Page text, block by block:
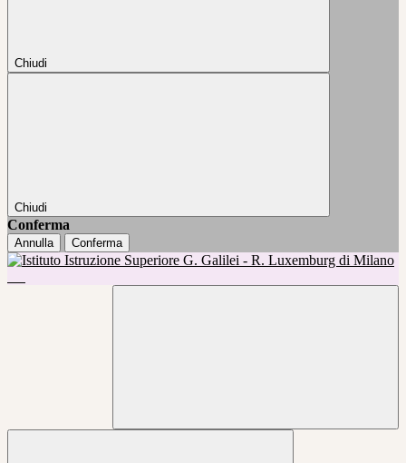
Chiudi
Chiudi
Conferma
Annulla Conferma